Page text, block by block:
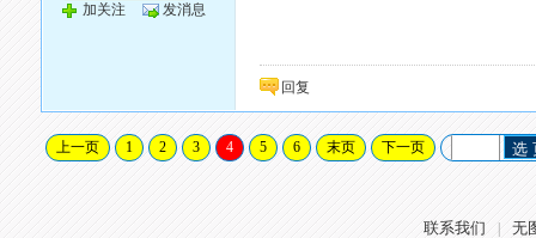
加关注 发消息
回复
上一页 1 2 3 4 5 6 末页 下一页 选
联系我们 无